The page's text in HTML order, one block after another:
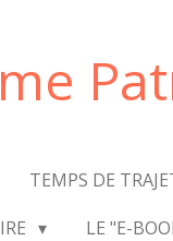
TEMPS DE
LE "E-